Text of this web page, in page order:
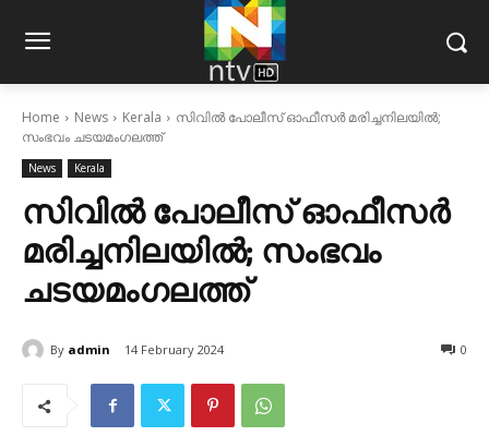
Home News Kerala
സിവില്‍ പോലീസ് ഓഫീസര്‍ മരിച്ചനിലയില്‍;
സംഭവം ചടയമംഗലത്ത്
News Kerala
സിവില്‍ പോലീസ് ഓഫീസര്‍
മരിച്ചനിലയില്‍; സംഭവം
ചടയമംഗലത്ത്
By admin 14 February 2024 0